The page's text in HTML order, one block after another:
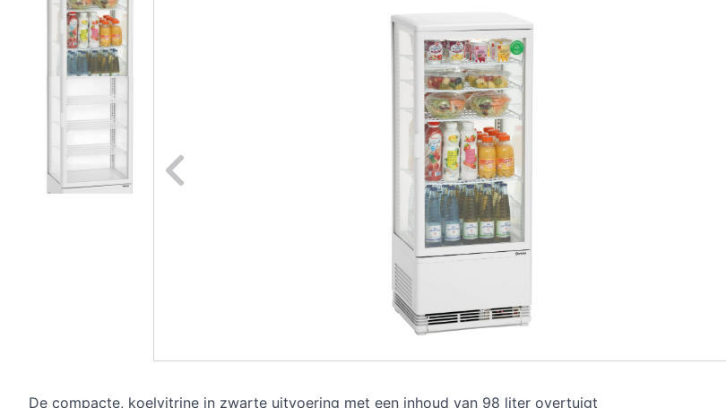
Naar vorige foto
De compacte, koelvitrine in zwarte uitvoering met een inhoud van 98 liter overtuigt